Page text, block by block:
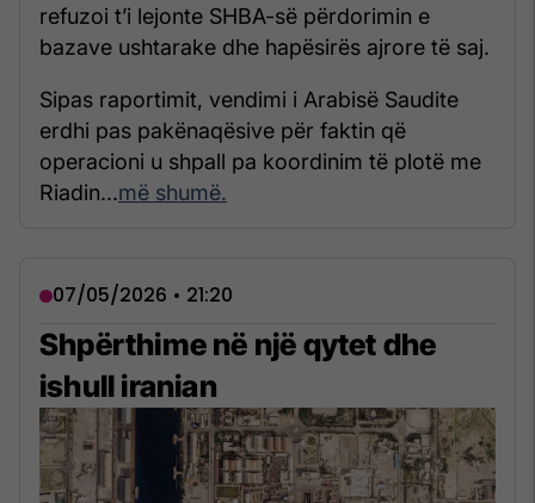
refuzoi t’i lejonte SHBA-së përdorimin e
bazave ushtarake dhe hapësirës ajrore të saj.
Sipas raportimit, vendimi i Arabisë Saudite
erdhi pas pakënaqësive për faktin që
operacioni u shpall pa koordinim të plotë me
Riadin...më shumë.
07/05/2026 • 21:20
Shpërthime në një qytet dhe
ishull iranian